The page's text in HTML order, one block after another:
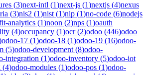
(3)next-intl (1)next-js (1)nextjs (4)nexus
(3)nis2 (1)nist (1)nlp (1)no-code (6)nodejs
analytics (1)noon (2)nps (1)oauth
(4)occupancy (1)ocr(2)odoo (446)odoo
odoo-17 (1)odoo-18 (1)odoo-19 (16)odoo-
(5)odoo-development (8)odoo-
integration (1)odoo-inventory (5)odoo-iot
(4)odoo-modules (1)odoo-pos (1)odoo-